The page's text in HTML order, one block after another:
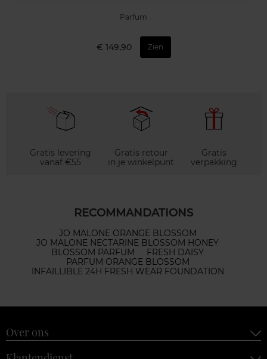
Parfum
€ 149,90 Zien
Gratis levering
vanaf €55
Gratis retour
in je winkelpunt
Gratis
verpakking
RECOMMANDATIONS
JO MALONE ORANGE BLOSSOM
JO MALONE NECTARINE BLOSSOM HONEY
BLOSSOM PARFUM
FRESH DAISY
PARFUM ORANGE BLOSSOM
INFAILLIBLE 24H FRESH WEAR FOUNDATION
Over ons